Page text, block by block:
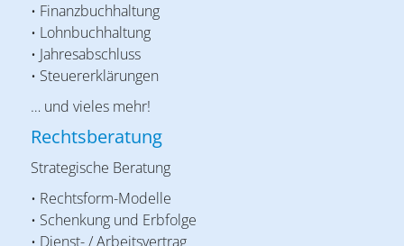
• Finanzbuchhaltung
• Lohnbuchhaltung
• Jahresabschluss
• Steuererklärungen
… und vieles mehr!
Rechtsberatung
Strategische Beratung
• Rechtsform-Modelle
• Schenkung und Erbfolge
• Dienst- / Arbeitsvertrag